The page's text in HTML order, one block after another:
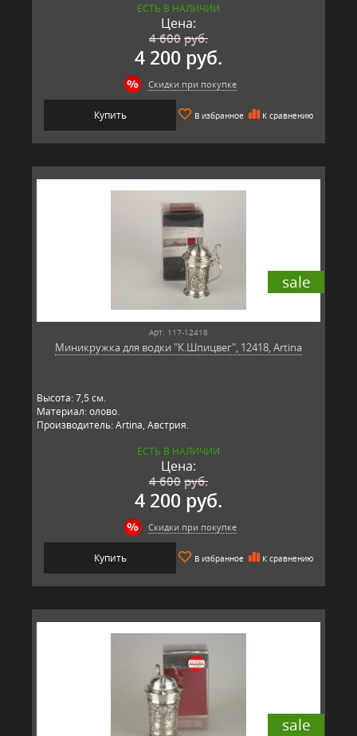
ЕСТЬ В НАЛИЧИИ
Цена:
4 600руб.
4 200 руб.
Скидки при покупке
Купить В избранное К сравнению
sale
Арт: 117-12418
Миникружка для водки "К.Шпицвег", 12418, Artina
Высота: 7,5 см.
Материал: олово.
Производитель: Artina, Австрия.
ЕСТЬ В НАЛИЧИИ
Цена:
4 600руб.
4 200 руб.
Скидки при покупке
Купить В избранное К сравнению
sale